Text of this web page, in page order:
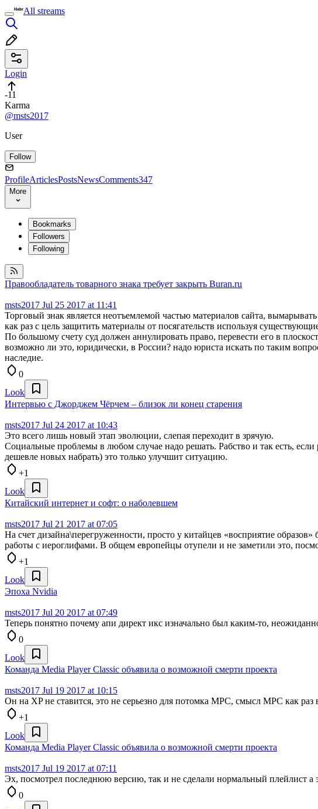
All streams
Login
-11
Karma
@msts2017
User
Follow
ProfileArticlesPostsNewsComments347
More
Bookmarks
Followers
Following
Правообладатель товарного знака требует закрыть Buran.ru
msts2017 Jul 25 2017 at 11:41
Торговый знак является неотъемлемой частью материалов сайта,
как раз с цель защитить материалы от посягательств используя
По большому счету суд должен аннулировать право, перевести его в
возможно ли это, юридически, в России? надо юриста искать по таким
наследие.
0
Look
Интервью с Джорджем Чёрчем – близок ли конец старения
msts2017 Jul 24 2017 at 10:43
Это всего лишь новый этап эволюции, слепая переходит в зрячую.
Социальные проблемы в любом случае надо решать. Рабство и так есть,
дешевле новых набрать) это только улучшит ситуацию.
+1
Look
Китайский интернет и софт: о наболевшем
msts2017 Jul 21 2017 at 07:05
На счет дизайна\перегруженности, просто у китайцев «восприятие
работы с иероглифами. В общем европейцы отупели и не заметили это,
+1
Look
Эпоха Nvidia
msts2017 Jul 20 2017 at 07:49
Теперь понятно почему апи директ икс изначально был каким-то,
0
Look
Команда Media Player Classic объявила о возможной смерти проекта
msts2017 Jul 19 2017 at 10:15
Он на XP не ставится, это не серьезно для потомка MPC, смысл MPC как раз
+1
Look
Команда Media Player Classic объявила о возможной смерти проекта
msts2017 Jul 19 2017 at 07:11
Эх, посмотрел последнюю версию, так и не сделали нормальный плейлист
0